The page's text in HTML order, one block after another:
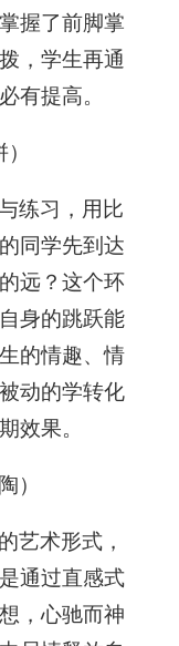
握了前脚掌
，学生再通
有提高。
练习，用比
同学先到达
远？这个环
身的跳跃能
的情趣、情
动的学转化
效果。
）
艺术形式，
通过直感式
，心驰而神